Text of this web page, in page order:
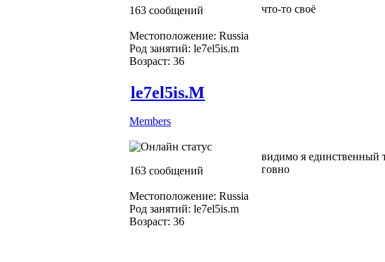
163 сообщений
Местоположение: Russia
Род занятий: le7el5is.m
Возраст: 36
что-то своё
le7el5is.M
Members
163 сообщений
Местоположение: Russia
Род занятий: le7el5is.m
Возраст: 36
видимо я единственный
говно